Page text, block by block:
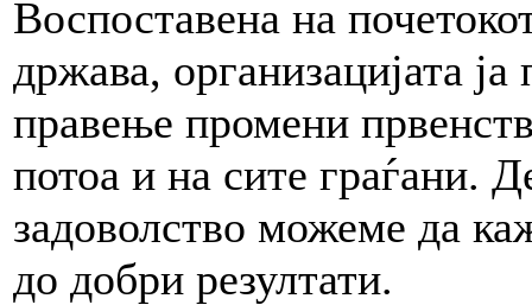
Воспоставена на
држава, организацијата ја
правење промени
потоа и на сите граѓани.
задоволство можеме да
до добри резултати.